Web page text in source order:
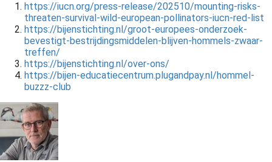
https://iucn.org/press-release/202510/mounting-risks-
threaten-survival-wild-european-pollinators-iucn-red-list
https://bijenstichting.nl/groot-europees-onderzoek-
bevestigt-bestrijdingsmiddelen-blijven-hommels-zwaar-
treffen/
https://bijenstichting.nl/over-ons/
https://bijen-educatiecentrum.plugandpay.nl/hommel-
buzzz-club